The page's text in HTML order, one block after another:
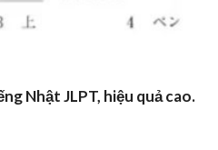
Nhật JLPT, hiệu quả cao.